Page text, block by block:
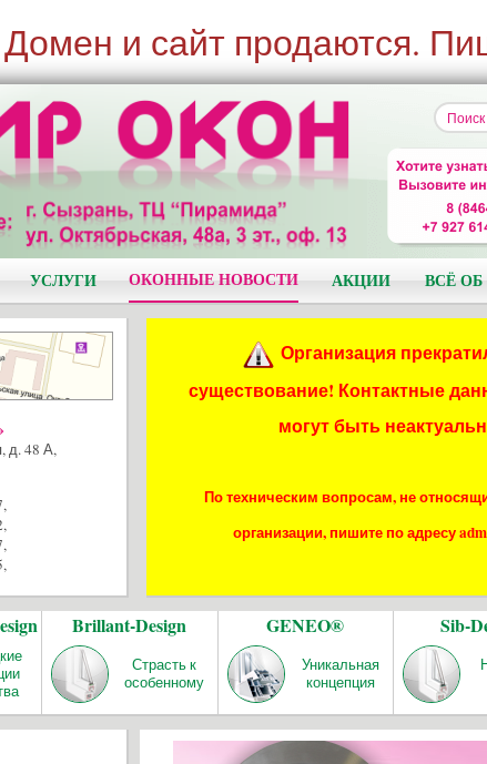
Домен и сайт продаются.
УСЛУГИ ОКОННЫЕ НОВОСТИ АКЦИИ ВСЁ
д. 48 А,
,
,
,
,
Организация
существование! Контактные
могут быть
По техническим вопросам, не
организации, пишите по адресу
Brillant-Design
Страсть к
особенному
GENEO®
Уникальная
концепция
Sib-